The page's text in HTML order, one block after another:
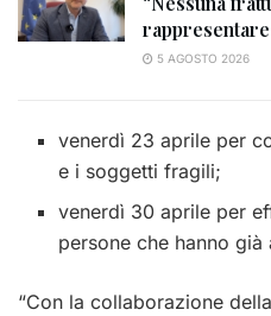
5 AGOSTO 2026
venerdì 23 aprile per
e i soggetti fragili;
venerdì 30 aprile per
persone che hanno
“Con la collaborazione